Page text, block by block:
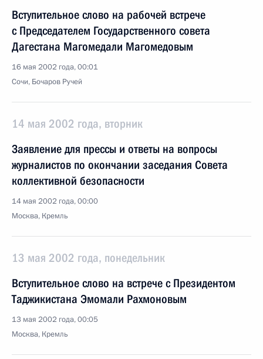
Вступительное слово на рабочей встрече
с Председателем Государственного совета
Дагестана Магомедали Магомедовым
16 мая 2002 года, 00:01
Сочи, Бочаров Ручей
14 мая 2002 года, вторник
Заявление для прессы и ответы на вопросы
журналистов по окончании заседания Совета
коллективной безопасности
14 мая 2002 года, 00:00
Москва, Кремль
13 мая 2002 года, понедельник
Вступительное слово на встрече с Президентом
Таджикистана Эмомали Рахмоновым
13 мая 2002 года, 00:05
Москва, Кремль